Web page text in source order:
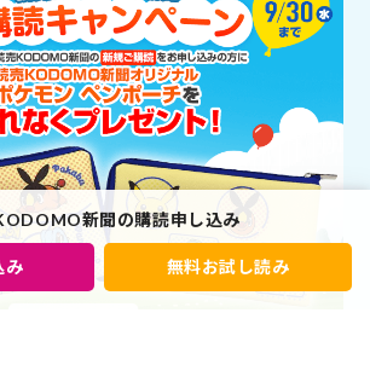
新聞の購読申し込み
み 無料お試し読み